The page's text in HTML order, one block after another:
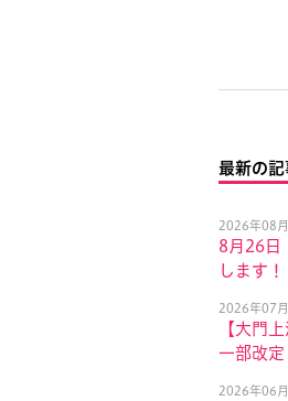
最新の記
2026年08月
8月26日
します！
2026年07月
【大門
一部改
2026年06月